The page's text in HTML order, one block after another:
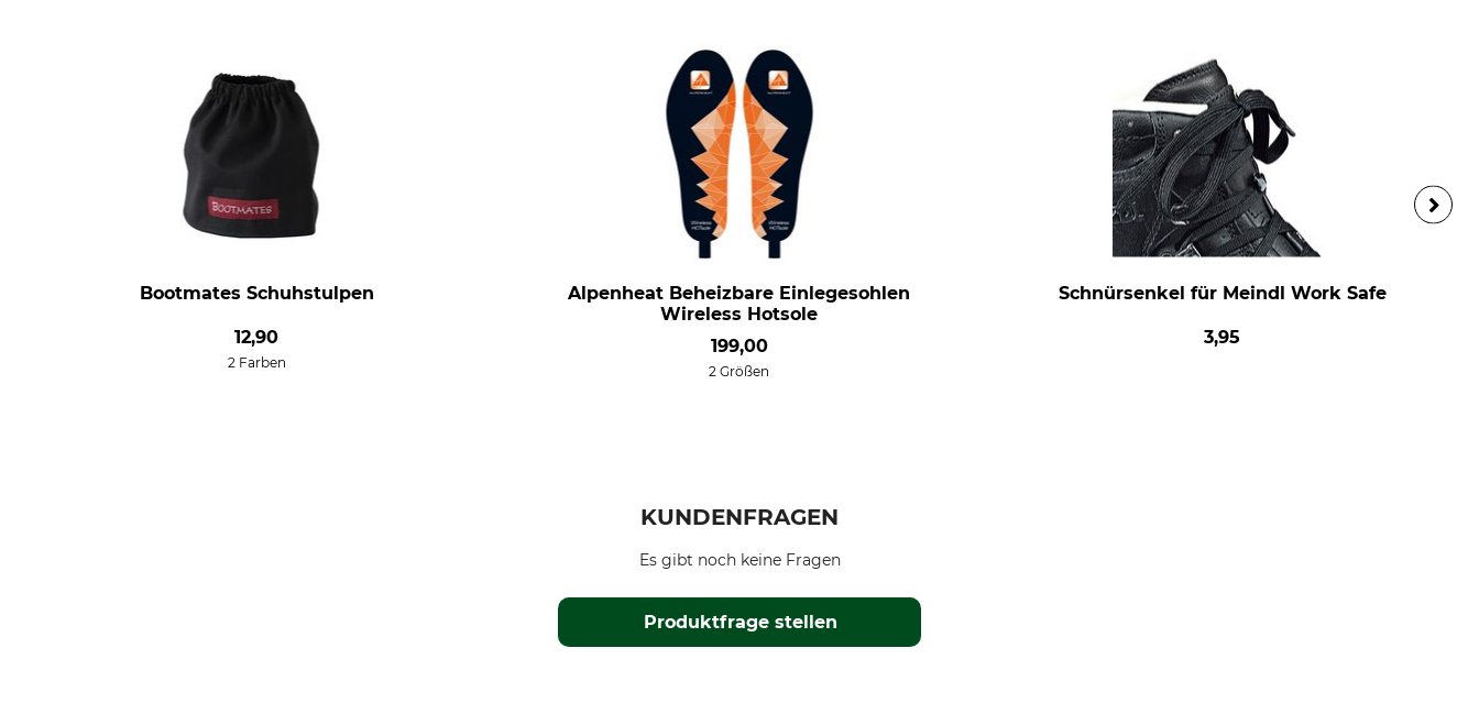
Bootmates Schuhstulpen
12,90
2 Farben
Alpenheat Beheizbare Einlegesohlen
Wireless Hotsole
199,00
2 Größen
Schnürsenkel für Meindl Work Safe
3,95
KUNDENFRAGEN
Produktfrage stellen
Es gibt noch keine Fragen